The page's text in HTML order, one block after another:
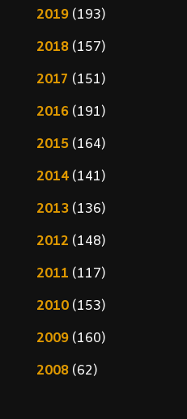
2019(193)
2018(157)
2017 (151)
2016(191)
2015(164)
2014(141)
2013(136)
2012 (148)
2011 (117)
2010(153)
2009(160)
2008(62)